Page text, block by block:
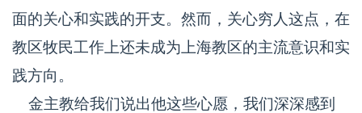
面的关心和实践的开支。然而，关心穷人这点，在
教区牧民工作上还未成为上海教区的主流意识和实
践方向。
金主教给我们说出他这些心愿，我们深深感到